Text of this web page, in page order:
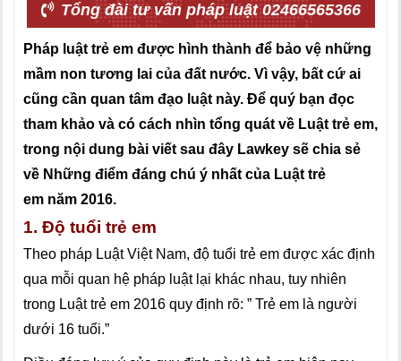
Tổng đài tư vấn pháp luật 02466565366
Pháp luật trẻ em được hình thành để bảo vệ những
mầm non tương lai của đất nước. Vì vậy, bất cứ ai
cũng cần quan tâm đạo luật này. Để quý bạn đọc
tham khảo và có cách nhìn tổng quát về Luật trẻ em,
trong nội dung bài viết sau đây Lawkey sẽ chia sẻ
về Những điểm đáng chú ý nhất của Luật trẻ
em năm 2016.
1. Độ tuổi trẻ em
Theo pháp Luật Việt Nam, độ tuổi trẻ em được xác định
qua mỗi quan hệ pháp luật lại khác nhau, tuy nhiên
trong Luật trẻ em 2016 quy định rõ: ” Trẻ em là người
dưới 16 tuổi.”